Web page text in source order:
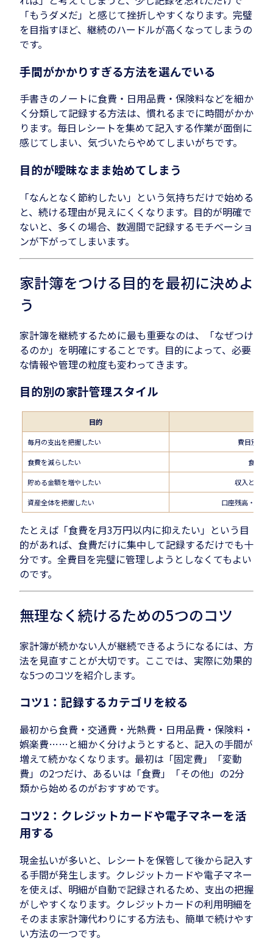
「もうダメだ」と感じて挫折しやすくなります。完璧
を目指すほど、継続のハードルが高くなってしまうの
です。
手間がかかりすぎる方法を選んでいる
手書きのノートに食費・日用品費・保険料などを細か
く分類して記録する方法は、慣れるまでに時間がかか
ります。毎日レシートを集めて記入する作業が面倒に
感じてしまい、気づいたらやめてしまいがちです。
目的が曖昧なまま始めてしまう
「なんとなく節約したい」という気持ちだけで始める
と、続ける理由が見えにくくなります。目的が明確で
ないと、多くの場合、数週間で記録するモチベーショ
ンが下がってしまいます。
家計簿をつける目的を最初に決めよ
う
家計簿を継続するために最も重要なのは、「なぜつけ
るのか」を明確にすることです。目的によって、必要
な情報や管理の粒度も変わってきます。
目的別の家計管理スタイル
目的
毎月の支出を把握したい 費目別の
食費を減らしたい 食費だ
貯める金額を増やしたい 収入と支出
資産全体を把握したい 口座残高・保険
たとえば「食費を月3万円以内に抑えたい」という目
的があれば、食費だけに集中して記録するだけでも十
分です。全費目を完璧に管理しようとしなくてもよい
のです。
無理なく続けるための5つのコツ
家計簿が続かない人が継続できるようになるには、方
法を見直すことが大切です。ここでは、実際に効果的
な5つのコツを紹介します。
コツ1：記録するカテゴリを絞る
最初から食費・交通費・光熱費・日用品費・保険料・
娯楽費……と細かく分けようとすると、記入の手間が
増えて続かなくなります。最初は「固定費」「変動
費」の2つだけ、あるいは「食費」「その他」の2分
類から始めるのがおすすめです。
コツ2：クレジットカードや電子マネーを活
用する
現金払いが多いと、レシートを保管して後から記入す
る手間が発生します。クレジットカードや電子マネー
を使えば、明細が自動で記録されるため、支出の把握
がしやすくなります。クレジットカードの利用明細を
そのまま家計簿代わりにする方法も、簡単で続けやす
い方法の一つです。